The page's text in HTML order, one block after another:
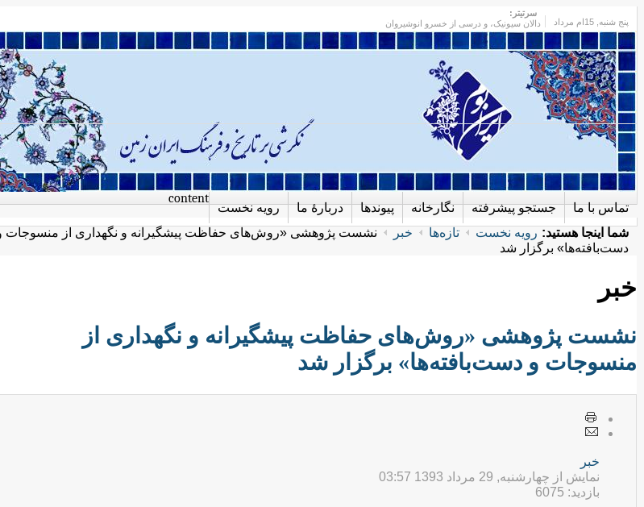
پنج شنبه
سرتیتر:
دالان سیونیک، و درسی از خسرو انوشیروان
رویه نخست دربارهٔ ما پیوندها نگارخانه جستجو پیشرفته تماس با ما
content
شما اینجا هستید: رویه نخست تازه‌ها خبر
نشست پژوهشی «روش‌های حفاظت پیشگیرانه و نگهداری از منسوجات
دست‌بافته‌ها» برگزار شد
خبر
نشست پژوهشی «روش‌های حفاظت پیشگیرانه و نگهداری از
منسوجات و دست‌بافته‌ها» برگزار شد
خبر
نمایش از چهارشنبه, 29 مرداد 1393 03:57
بازدید: 6075